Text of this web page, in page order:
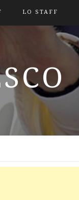
LO STAFF